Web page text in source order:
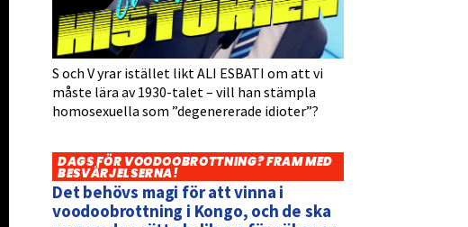
S och V yrar istället likt ALI ESBATI om att vi
måste lära av 1930-talet – vill han stämpla
homosexuella som ”degenererade idioter”?
DAGS FÖR VOODOOBROTTNING? FRAM MED
BESVÄRJELSERNA!
Det behövs magi för att vinna i
voodoobrottning i Kongo, och de ska